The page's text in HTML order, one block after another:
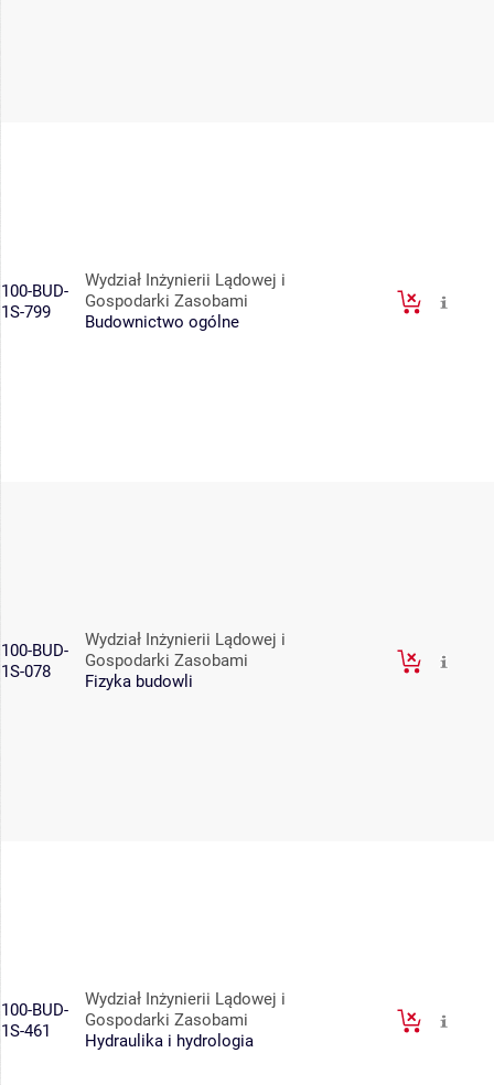
100-BUD-
1S-799
Wydział Inżynierii Lądowej i
Gospodarki Zasobami
Budownictwo ogólne
100-BUD-
1S-078
Wydział Inżynierii Lądowej i
Gospodarki Zasobami
Fizyka budowli
100-BUD-
1S-461
Wydział Inżynierii Lądowej i
Gospodarki Zasobami
Hydraulika i hydrologia